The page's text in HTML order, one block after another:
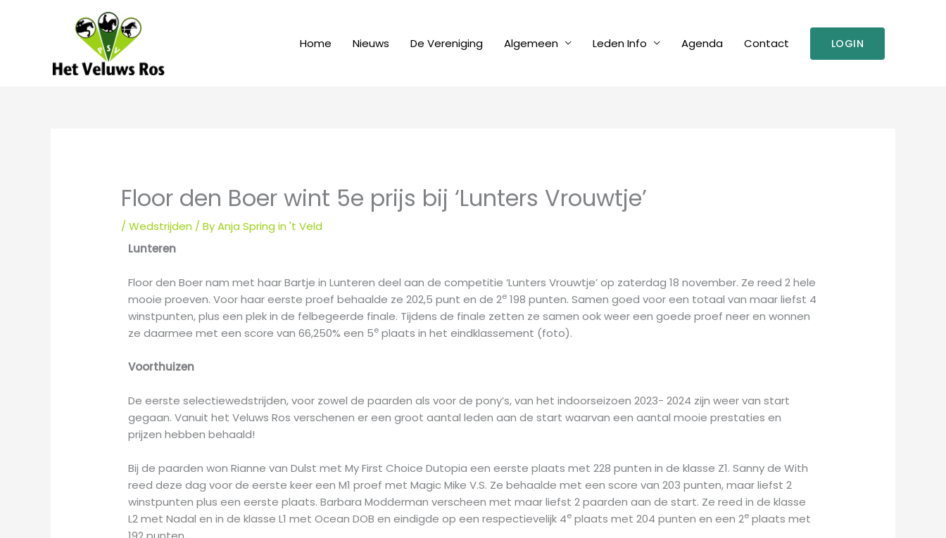
Home Nieuws De Vereniging Algemeen Leden Info Agenda Contact LOGIN
Floor den Boer wint 5e prijs bij ‘Lunters Vrouwtje’
/Wedstrijden / ByAnja Spring in 't Veld
Lunteren
Floor den Boer nam met haar Bartje in Lunteren deel aan de competitie ‘Lunters Vrouwtje’ op zaterdag 18 november. Ze reed 2 hele
mooie proeven. Voor haar eerste proef behaalde ze 202,5 punt en de 2e 198 punten. Samen goed voor een totaal van maar liefst 4
winstpunten, plus een plek in de felbegeerde finale. Tijdens de finale zetten ze samen ook weer een goede proef neer en wonnen
ze daarmee met een score van 66,250% een 5e plaats in het eindklassement (foto).
Voorthuizen
De eerste selectiewedstrijden, voor zowel de paarden als voor de pony’s, van het indoorseizoen 2023- 2024 zijn weer van start
gegaan. Vanuit het Veluws Ros verschenen er een groot aantal leden aan de start waarvan een aantal mooie prestaties en
prijzen hebben behaald!
Bij de paarden won Rianne van Dulst met My First Choice Dutopia een eerste plaats met 228 punten in de klasse Z1. Sanny de With
reed deze dag voor de eerste keer een M1 proef met Magic Mike V.S. Ze behaalde met een score van 203 punten, maar liefst 2
winstpunten plus een eerste plaats. Barbara Modderman verscheen met maar liefst 2 paarden aan de start. Ze reed in de klasse
L2 met Nadal en in de klasse L1 met Ocean DOB en eindigde op een respectievelijk 4e plaats met 204 punten en een 2e plaats met